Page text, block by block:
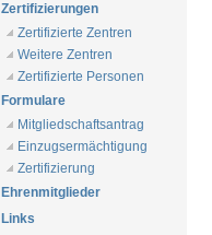
Zertifizierungen
Zertifizierte Zentren
Weitere Zentren
Zertifizierte Personen
Formulare
Mitgliedschaftsantrag
Einzugsermächtigung
Zertifizierung
Ehrenmitglieder
Links